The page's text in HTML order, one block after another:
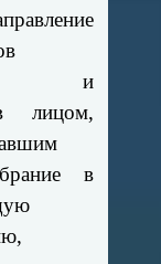
и
лицом,
в